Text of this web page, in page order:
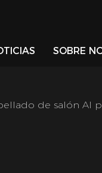
SOBRE
de salón Al